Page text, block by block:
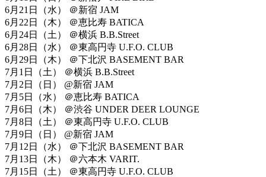
6月21日（水） ＠新宿 JAM
6月22日（木） ＠恵比寿 BATICA
6月24日（土） ＠横浜 B.B.Street
6月28日（水） ＠東高円寺 U.F.O. CLUB
6月29日（木） ＠下北沢 BASEMENT BAR
7月1日（土） ＠横浜 B.B.Street
7月2日（日） @新宿 JAM
7月5日（水） ＠恵比寿 BATICA
7月6日（木） ＠渋谷 UNDER DEER LOUNGE
7月8日（土） ＠東高円寺 U.F.O. CLUB
7月9日（日） @新宿 JAM
7月12日（水） ＠下北沢 BASEMENT BAR
7月13日（木） ＠六本木 VARIT.
7月15日（土） ＠東高円寺 U.F.O. CLUB